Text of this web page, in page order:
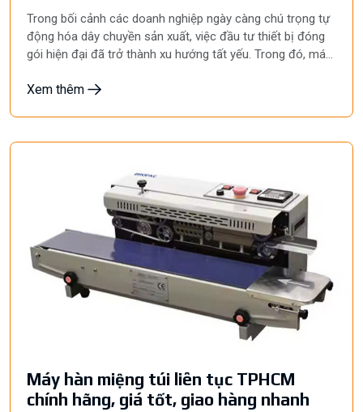
Trong bối cảnh các doanh nghiệp ngày càng chú trọng tự
động hóa dây chuyền sản xuất, việc đầu tư thiết bị đóng
gói hiện đại đã trở thành xu hướng tất yếu. Trong đó, máy
xưởng sản xuất và đơn vị logistics lựa chọn nhằm nâng
keo thủ công, máy giúp rút ngắn đáng kể thời gian đóng
thuộc vào nhân công. Đây là thiết bị không thể thiếu trong
các dây chuyền sản xuất hiện đại.
Xem thêm
Máy hàn miệng túi liên tục TPHCM
chính hãng, giá tốt, giao hàng nhanh